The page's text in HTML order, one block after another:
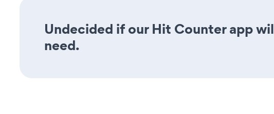
Undecided if our Hit Counter app
need.